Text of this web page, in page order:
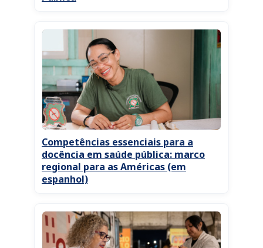
Competências essenciais para a
docência em saúde pública: marco
regional para as Américas (em
espanhol)